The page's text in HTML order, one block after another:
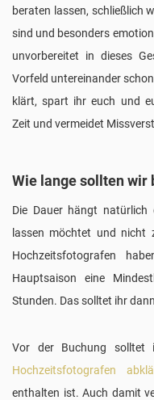
beraten lassen, schließlich
sind und besonders
unvorbereitet in dieses
Vorfeld untereinander
klärt, spart ihr euch und
Zeit und vermeidet
Wie lange sollten wir
Die Dauer hängt
lassen möchtet und nicht
Hochzeitsfotografen
Hauptsaison eine
Stunden. Das solltet ihr
Vor der Buchung solltet
Hochzeitsfotografen
enthalten ist. Auch damit